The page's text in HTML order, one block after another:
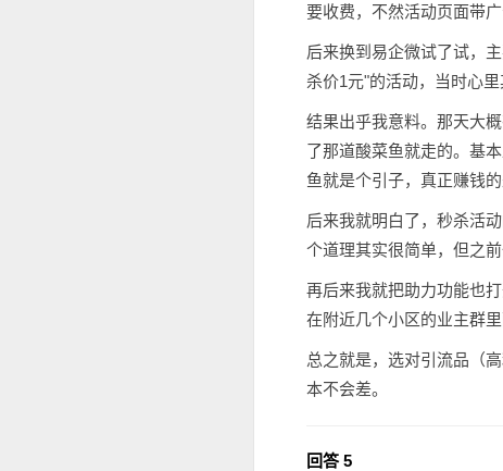
要收费，不然活动页面带
后来换到易企微试了试，
杀价1元"的活动，当时心
结果出乎我意料。那天大
了那道酸菜鱼就走的。基
鱼就是个引子，真正赚钱的
后来我就明白了，秒杀活
个道理其实很简单，但之前
再后来我就把助力功能也
在附近几个小区的业主群
总之就是，选对引流品（
本不会差。
回答 5